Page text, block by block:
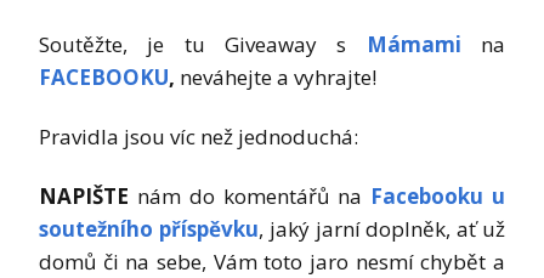
Soutěžte, je tu Giveaway s Mámami na
FACEBOOKU, neváhejte a vyhrajte!
Pravidla jsou víc než jednoduchá:
NAPIŠTE nám do komentářů na Facebooku u
soutežního příspěvku, jaký jarní doplněk, ať už
domů či na sebe, Vám toto jaro nesmí chybět a